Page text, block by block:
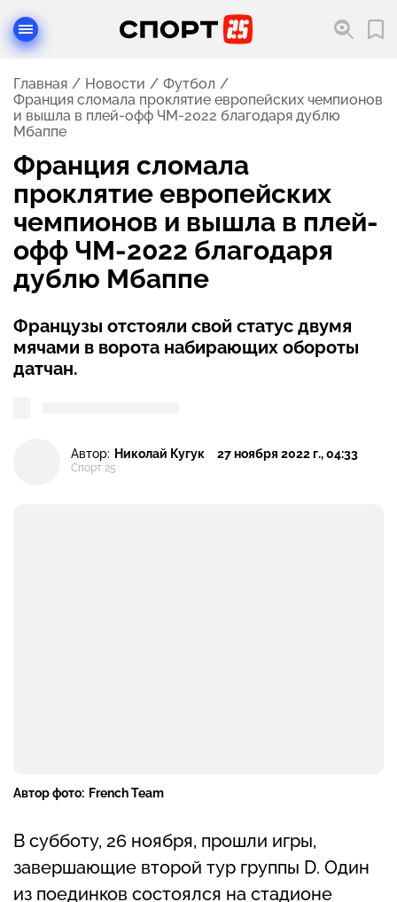
Главная Новости
Футбол
Франция сломала проклятие европейских чемпионов
и вышла в плей-офф ЧМ-2022 благодаря дублю
Мбаппе
Франция сломала
проклятие европейских
чемпионов и вышла в плей-
офф ЧМ-2022 благодаря
дублю Мбаппе
Французы отстояли свой статус двумя
мячами в ворота набирающих обороты
датчан.
Автор: Николай Кугук
Спорт 25
27 ноября 2022 г., 04:33
Автор фото: French Team
В субботу, 26 ноября, прошли игры,
завершающие второй тур группы D. Один
из поединков состоялся на стадионе